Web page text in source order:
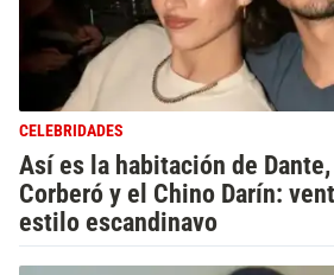
CELEBRIDADES
Así es la habitación de
Corberó y el Chino Darín:
estilo escandinavo